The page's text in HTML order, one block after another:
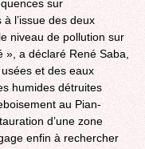
sur
l’issue des deux
niveau de pollution sur
», a déclaré René Saba,
et des eaux
humides détruites
au Pian-
d’une zone
enfin à rechercher